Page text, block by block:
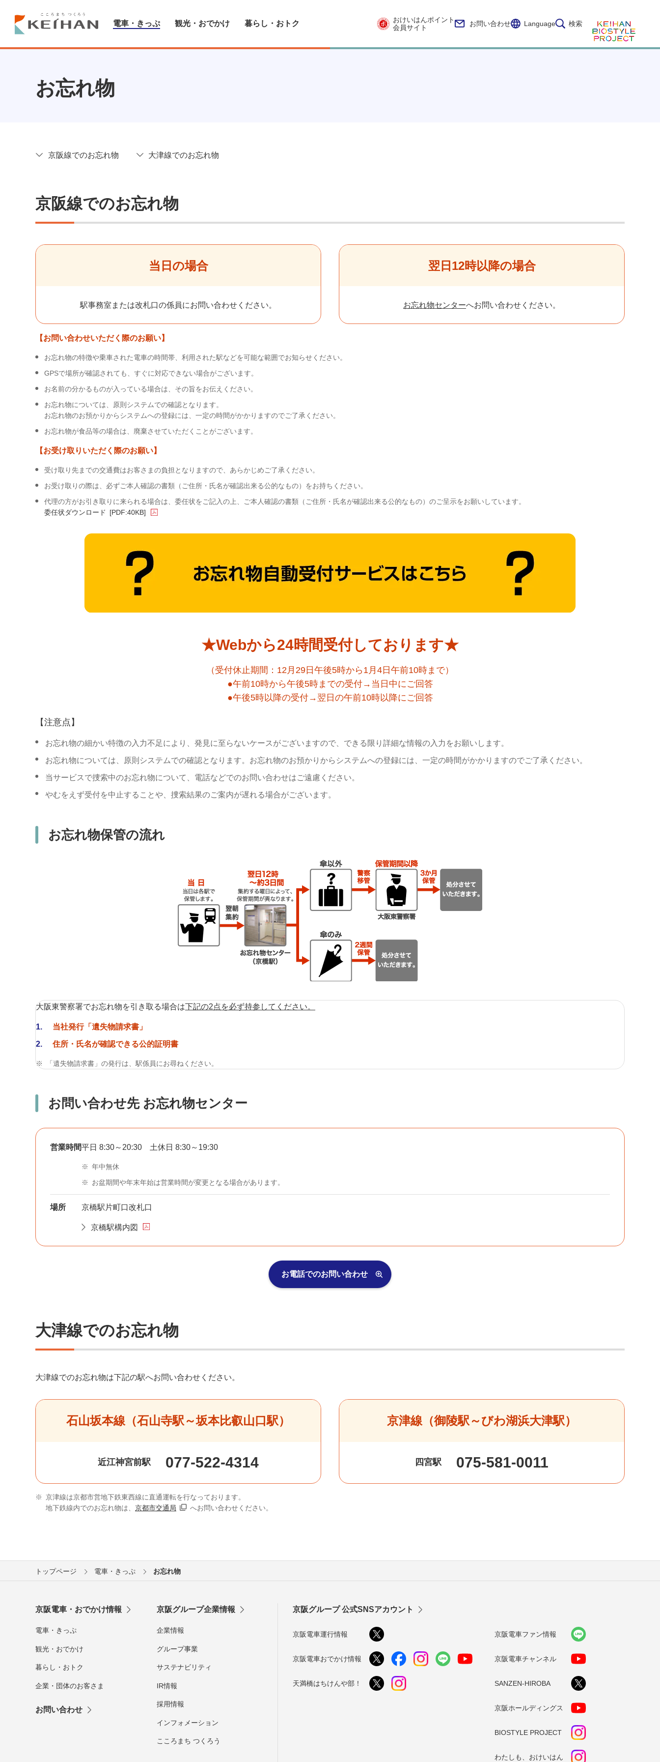
電車・きっぷ 観光・おでかけ 暮らし・おトク
おけいはんポイント
会員サイト
お問い合わせ Language 検索
お忘れ物
京阪線でのお忘れ物 大津線でのお忘れ物
京阪線でのお忘れ物
当日の場合
駅事務室または改札口の係員にお問い合わせください。
翌日12時以降の場合
お忘れ物センターへお問い合わせください。
【お問い合わせいただく際のお願い】
お忘れ物の特徴や乗車された電車の時間帯、利用された駅などを可能な範囲でお知らせください。
GPSで場所が確認されても、すぐに対応できない場合がございます。
お名前の分かるものが入っている場合は、その旨をお伝えください。
お忘れ物については、原則システムでの確認となります。
お忘れ物のお預かりからシステムへの登録には、一定の時間がかかりますのでご了承ください。
お忘れ物が食品等の場合は、廃棄させていただくことがございます。
【お受け取りいただく際のお願い】
受け取り先までの交通費はお客さまの負担となりますので、あらかじめご了承ください。
お受け取りの際は、必ずご本人確認の書類（ご住所・氏名が確認出来る公的なもの）をお持ちください。
代理の方がお引き取りに来られる場合は、委任状をご記入の上、ご本人確認の書類（ご住所・氏名が確認出来る公的なもの）のご呈示をお願いしています。
委任状ダウンロード
[PDF:40KB]
★Webから24時間受付しております★
（受付休止期間：12月29日午後5時から1月4日午前10時まで）
●午前10時から午後5時までの受付→当日中にご回答
●午後5時以降の受付→翌日の午前10時以降にご回答
【注意点】
お忘れ物の細かい特徴の入力不足により、発見に至らないケースがございますので、できる限り詳細な情報の入力をお願いします。
お忘れ物については、原則システムでの確認となります。お忘れ物のお預かりからシステムへの登録には、一定の時間がかかりますのでご了承ください。
当サービスで捜索中のお忘れ物について、電話などでのお問い合わせはご遠慮ください。
やむをえず受付を中止することや、捜索結果のご案内が遅れる場合がございます。
お忘れ物保管の流れ
大阪東警察署でお忘れ物を引き取る場合は下記の2点を必ず持参してください。
1 当社発行「遺失物請求書」
2 住所・氏名が確認できる公的証明書
※ 「遺失物請求書」の発行は、駅係員にお尋ねください。
お問い合わせ先 お忘れ物センター
営業時間平日 8:30～20:30 土休日 8:30～19:30
※ 年中無休
※
お盆期間や年末年始は営業時間が変更となる場合があります。
場所 京橋駅片町口改札口
京橋駅構内図
お電話でのお問い合わせ
大津線でのお忘れ物
大津線でのお忘れ物は下記の駅へお問い合わせください。
石山坂本線 （石山寺駅～坂本比叡山口駅）
近江神宮前駅 077-522-4314
京津線（御陵駅～びわ湖浜大津駅）
四宮駅 075-581-0011
※ 京津線は京都市営地下鉄東西線に直通運転を行なっております。
地下鉄線内でのお忘れ物は、 京都市交通局 へお問い合わせください。
トップページ 電車・きっぷ お忘れ物
京阪電車・おでかけ情報
電車・きっぷ
観光・おでかけ
暮らし・おトク
企業・団体のお客さま
京阪グループ企業情報
企業情報
グループ事業
サステナビリティ
IR情報
採用情報
インフォメーション
こころまち つくろう
お問い合わせ
京阪グループ 公式SNSアカウント
京阪電車運行情報
京阪電車おでかけ情報
天満橋はちけんや部！
京阪電車ファン情報
京阪電車チャンネル
SANZEN-HIROBA
京阪ホールディングス
BIOSTYLE PROJECT
わたしも、おけいはん